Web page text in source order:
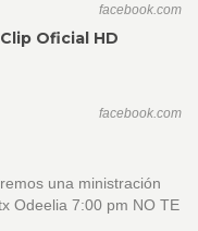
facebook.com
Oficial HD
facebook.com
una ministración
Odeelia 7:00 pm NO TE